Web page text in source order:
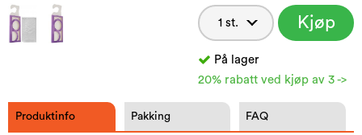
Kjøp
På lager
20% rabatt ved kjøp av 3 ->
Produktinfo Pakking FAQ